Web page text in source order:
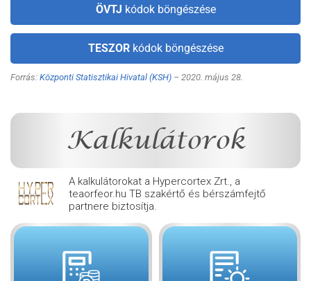
Kalkulátorok
A kalkulátorokat a Hypercortex Zrt., a
teaorfeor.hu TB szakértő és bérszámfejtő
partnere biztosítja.
ÖVTJ kódok böngészése
TESZORkódok böngészése
Forrás: Központi Statisztikai Hivatal (KSH) – 2020. május 28.